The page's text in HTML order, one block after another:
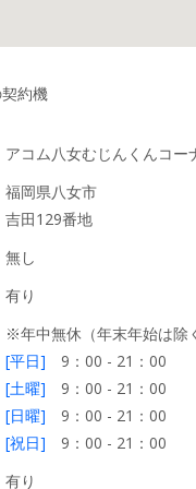
約機
アコム八女むじんくんコー
福岡県八女市
吉田129番地
無し
有り
※年中無休（年末年始は除
[平日] 9：00 - 21：00
[土曜] 9：00 - 21：00
[日曜] 9：00 - 21：00
[祝日] 9：00 - 21：00
有り